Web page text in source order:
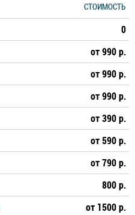
СТОИМОСТЬ
0
от 990 р.
от 990 р.
от 990 р.
от 390 р.
от 590 р.
от 790 р.
800 р.
от 1500 р.